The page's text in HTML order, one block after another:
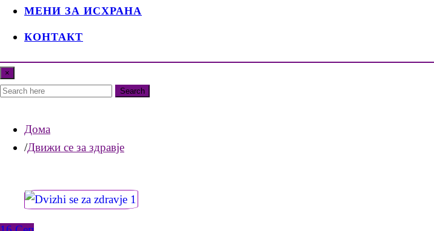
МЕНИ ЗА ИСХРАНА
КОНТАКТ
×
Search
Дома
Движи се за здравје